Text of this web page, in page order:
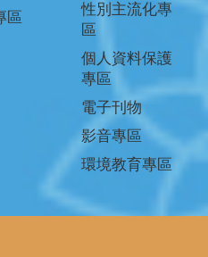
區
性別主流化專
區
個人資料保護
專區
電子刊物
影音專區
環境教育專區